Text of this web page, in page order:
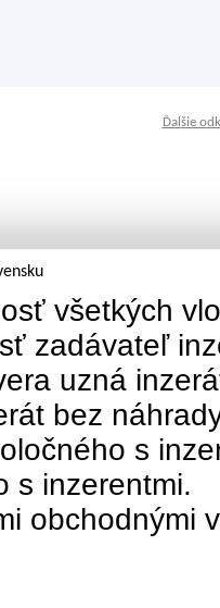
Ďalšie
všetkých
zadávateľ
uzná
bez
s
s inzerentmi.
obchodnými